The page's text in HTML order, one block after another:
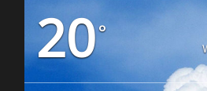
20°